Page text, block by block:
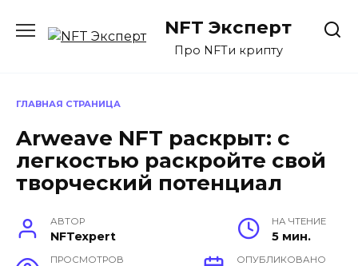
содержанию
NFT Эксперт
Про NFTи крипту
ГЛАВНАЯ СТРАНИЦА
Arweave NFT раскрыт: с
легкостью раскройте свой
творческий потенциал
АВТОР
NFTexpert
НА ЧТЕНИЕ
5 мин.
ПРОСМОТРОВ ОПУБЛИКОВАНО